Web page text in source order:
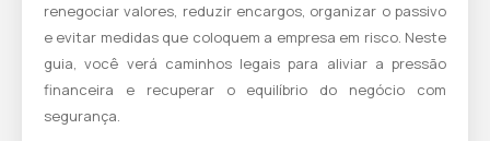
renegociar valores, reduzir encargos, organizar o passivo
e evitar medidas que coloquem a empresa em risco. Neste
guia, você verá caminhos legais para aliviar a pressão
financeira e recuperar o equilíbrio do negócio com
segurança.